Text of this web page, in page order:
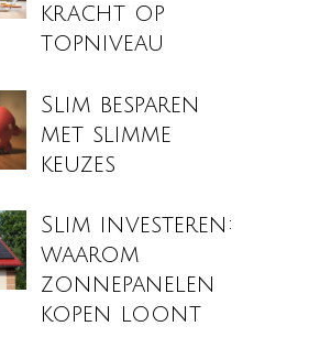
kracht op
topniveau
Slim besparen
met slimme
keuzes
Slim investeren:
waarom
zonnepanelen
kopen loont